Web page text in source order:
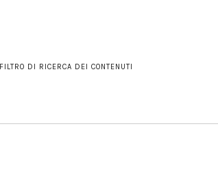
FILTRO DI RICERCA DEI CONTENUTI